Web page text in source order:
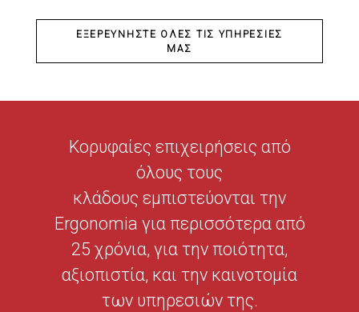
ΕΞΕΡΕΥΝΉΣΤΕ ΌΛΕΣ ΤΙΣ ΥΠΗΡΕΣΊΕΣ
ΜΑΣ
Κορυφαίες επιχειρήσεις από
όλους τους
κλάδους εμπιστεύονται την
Ergonomia για περισσότερα από
25 χρόνια, για την ποιότητα,
αξιοπιστία, και την καινοτομία
των υπηρεσιών της.